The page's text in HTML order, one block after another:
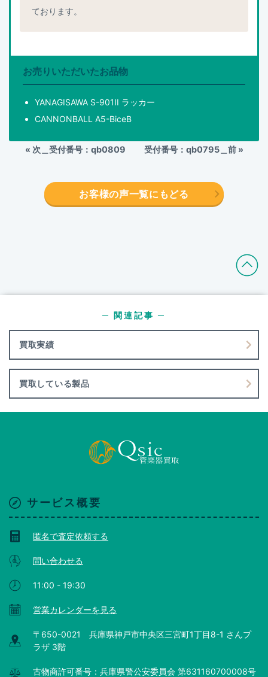
ております。
お売りいただいたお品物
YANAGISAWA S-901II ラッカー
CANNONBALL A5-BiceB
« 次＿受付番号：qb0809 受付番号：qb0795＿前»
お客様の声一覧にもどる
買取実績
─ 関連記事 ─
買取している製品
サービス概要
匿名で査定依頼する
問い合わせる
11:00 - 19:30
営業カレンダーを見る
〒650-0021 兵庫県神戸市中央区三宮町1丁目8-1 さんプ
ラザ 3階
古物商許可番号：兵庫県警公安委員会 第631160700008号